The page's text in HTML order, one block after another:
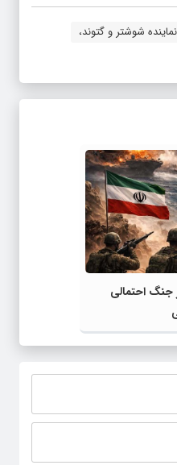
شوشتر و گتوند،
جنگ احتمالی